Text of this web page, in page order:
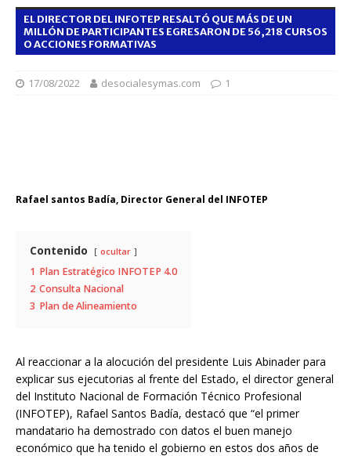
EL DIRECTOR DEL INFOTEP RESALTÓ QUE MÁS DE UN
MILLÓN DE PARTICIPANTES EGRESARON DE 56,218 CURSOS
O ACCIONES FORMATIVAS
17/08/2022 desocialesymas.com 1
Rafael santos Badía, Director General del INFOTEP
Contenido ocultar
1 Plan Estratégico INFOTEP 4.0
2 Consulta Nacional
3 Plan de Alineamiento
Al reaccionar a la alocución del presidente Luis Abinader para
explicar sus ejecutorias al frente del Estado, el director general
del Instituto Nacional de Formación Técnico Profesional
(INFOTEP), Rafael Santos Badía, destacó que “el primer
mandatario ha demostrado con datos el buen manejo
económico que ha tenido el gobierno en estos dos años de